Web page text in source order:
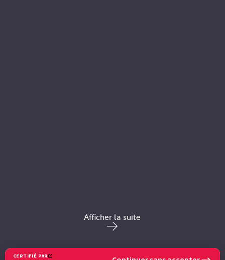
CERTIFIÉ PAR
Afficher la suite
POUR EN SAVOIR PLUS